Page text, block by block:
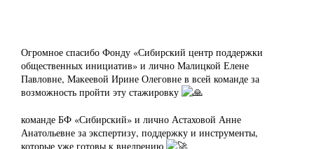
Огромное спасибо Фонду «Сибирский центр поддержки
общественных инициатив» и лично Малицкой Елене
Павловне, Макеевой Ирине Олеговне в всей команде за
возможность пройти эту стажировку
команде БФ «Сибирский» и лично Астаховой Анне
Анатольевне за экспертизу, поддержку и инструменты,
которые уже готовы к внедрению